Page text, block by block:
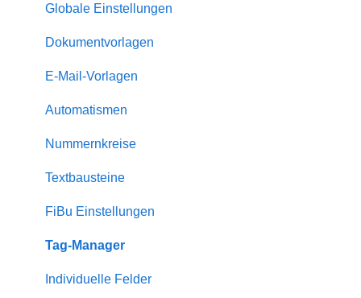
Channelmanager
Statistiken
Gästemappe
Dienstleister
Eigentümer
Bewertungen
Rabatte
Zuschläge
Serienversand
Globale Einstellungen
Dokumentvorlagen
E-Mail-Vorlagen
Automatismen
Nummernkreise
Textbausteine
FiBu Einstellungen
Tag-Manager
Individuelle Felder